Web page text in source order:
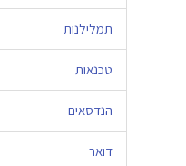
תמלילנות
טכנאות
הנדסאים
דואר